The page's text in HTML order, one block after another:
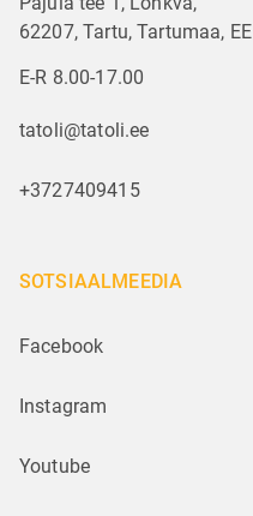
62207, Tartu, Tartumaa, EE
E-R 8.00-17.00
tatoli@tatoli.ee
+3727409415
SOTSIAALMEEDIA
Facebook
Instagram
Youtube